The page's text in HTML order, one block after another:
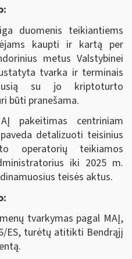
duomenis teikiantiems
kaupti ir kartą per
metus Valstybinei
tvarka ir terminais
su jo kriptoturto
būti pranešama.
pakeitimas centriniam
detalizuoti teisinius
operatorių teikiamos
iki 2025 m.
teisės aktus.
tvarkymas pagal MAĮ,
ES, turėtų atitikti Bendrąjį